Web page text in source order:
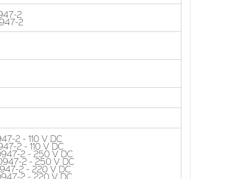
2
2
2 - 110 V DC
2 - 110 V DC
2 - 250 V DC
2 - 250 V DC
2 - 220 V DC
2 - 220 V DC